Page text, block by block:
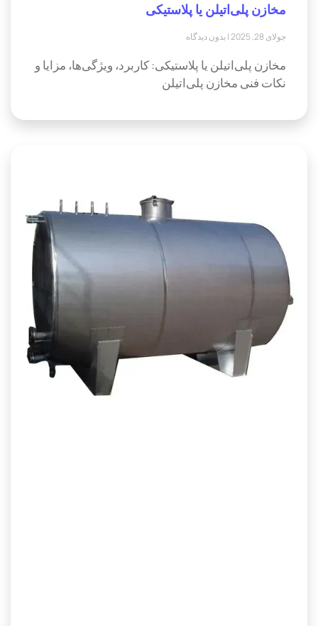
مخازن پلی‌اتیلن یا پلاستیکی
جولای 28, 2025 بدون دیدگاه
مخازن پلی‌اتیلن یا پلاستیکی: کاربرد، ویژگی‌ها، مزایا و
نکات فنی مخازن پلی‌اتیلن